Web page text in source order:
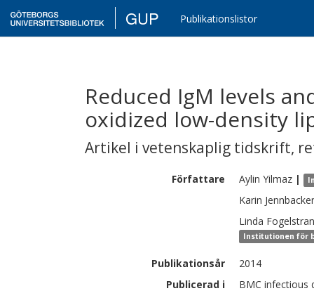
GUP Publikationslistor
Reduced IgM levels
oxidized low-density
Artikel i vetenskaplig tidskrift,
Författare Aylin Yilmaz |
Karin
Linda
Institutionen för
Publikationsår
2014
Publicerad i
BMC infectious